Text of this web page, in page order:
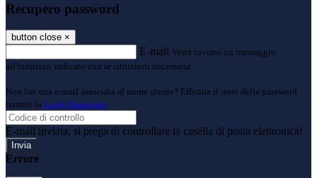
Recupero password
button close ×
E-mail Verrà inviato un messaggio
all'indirizzo indicato con le istruzioni necessarie.
Non hai una e-mail associata al nome utente? Effettua il reset della password
tramite la Login Spaggiari
E-mail inviata, si prega di controllare la casella di posta elettronica!
Errore